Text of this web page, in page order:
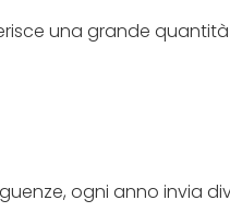
una grande
ogni anno invia